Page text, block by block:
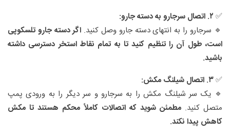
✅ ۲. اتصال سرجارو به دسته جارو:
🔹 سرجارو را به انتهای دسته جارو وصل کنید.اگر دسته جارو تلسکوپی
است، طول آن را تنظیم کنید تا به تمام نقاط استخر دسترسی داشته
باشید.
✅۳. اتصال شیلنگ مکش:
🔹 یک سر شیلنگ مکش را به سرجارو و سر دیگر را به ورودی پمپ
متصل کنید. مطمئن شوید که اتصالات کاملاً محکم هستند تا مکش
کاهش پیدا نکند.